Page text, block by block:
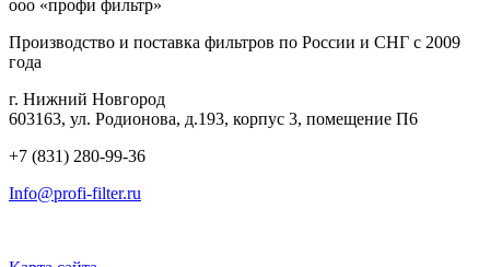
ооо «профи фильтр»
Производство и поставка фильтров по России и СНГ с 2009
года
г. Нижний Новгород
603163, ул. Родионова, д.193, корпус 3, помещение П6
+7 (831) 280-99-36
Info@profi-filter.ru